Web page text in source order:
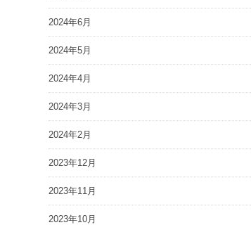
2024年6月
2024年5月
2024年4月
2024年3月
2024年2月
2023年12月
2023年11月
2023年10月